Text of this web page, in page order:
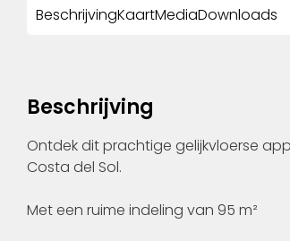
BeschrijvingKaartMediaDownloads
Beschrijving
Ontdek dit prachtige gelijkvloerse
Costa del Sol.
Met een ruime indeling van 95 m²